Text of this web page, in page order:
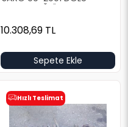
KIRMIZI SAĞ ÖN KAPI
10.308,69 TL
Sepete Ekle
Hızlı Teslimat